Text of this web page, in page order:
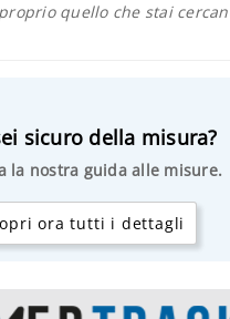
quello che stai
sicuro della misura?
la nostra guida alle misure.
ora tutti i dettagli